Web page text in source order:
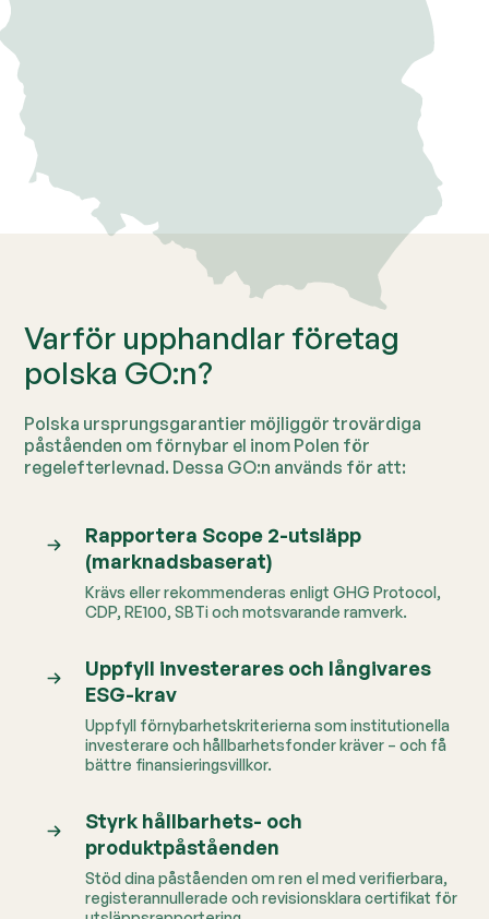
Varför upphandlar företag
polska GO:n?
Polska ursprungsgarantier möjliggör trovärdiga
påståenden om förnybar el inom Polen för
regelefterlevnad. Dessa GO:n används för att:
Rapportera Scope 2-utsläpp
(marknadsbaserat)
Krävs eller rekommenderas enligt GHG Protocol,
CDP, RE100, SBTi och motsvarande ramverk.
Uppfyll investerares och långivares
ESG-krav
Uppfyll förnybarhetskriterierna som institutionella
investerare och hållbarhetsfonder kräver – och få
bättre finansieringsvillkor.
Styrk hållbarhets- och
produktpåståenden
Stöd dina påståenden om ren el med verifierbara,
registerannullerade och revisionsklara certifikat för